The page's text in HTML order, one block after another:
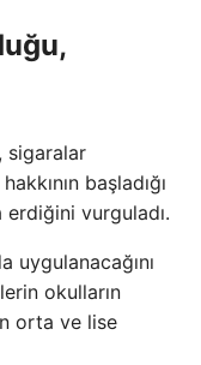
sigaralar
başladığı
vurguladı.
uygulanacağını
okulların
orta ve lise